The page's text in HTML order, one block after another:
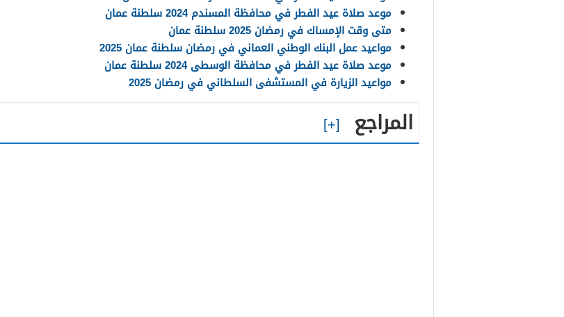
موعد صلاة عيد الفطر في محافظة المسندم 2024 سلطنة عمان
متى وقت الإمساك في رمضان 2025 سلطنة عمان
مواعيد عمل البنك الوطني العماني في رمضان سلطنة عمان 2025
موعد صلاة عيد الفطر في محافظة الوسطى 2024 سلطنة عمان
مواعيد الزيارة في المستشفى السلطاني في رمضان 2025
المراجع